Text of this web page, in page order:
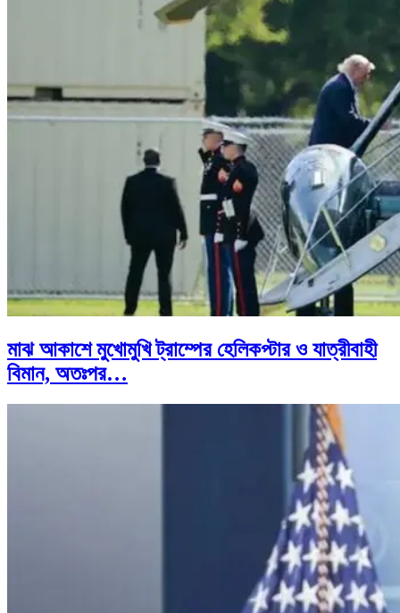
মাঝ আকাশে মুখোমুখি ট্রাম্পের হেলিকপ্টার ও যাত্রীবাহী
বিমান, অতঃপর…